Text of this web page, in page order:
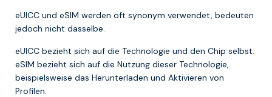
eUICC und eSIM werden oft synonym verwendet, bedeuten
jedoch nicht dasselbe.
eUICC bezieht sich auf die Technologie und den Chip selbst.
eSIM bezieht sich auf die Nutzung dieser Technologie,
beispielsweise das Herunterladen und Aktivieren von
Profilen.